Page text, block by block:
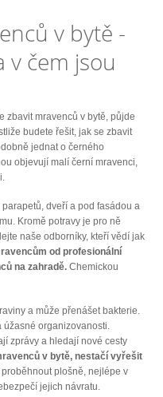
v bytě -
čem jsou
zbavit mravenců v bytě, půjde
budete řešit, jak se zbavit
jednat o černého
objevují malí černí mravenci,
dveří a pod fasádou a
Kromě potravy je pro ně
naše odborníky, kteří vědí jak
od profesionální
na zahradě. Chemickou
a může přenášet bakterie.
úžasné organizovanosti.
zprávy a hledají nové cesty
v bytě, nestačí vyřešit
plošně, nejlépe v
jejich návratu.